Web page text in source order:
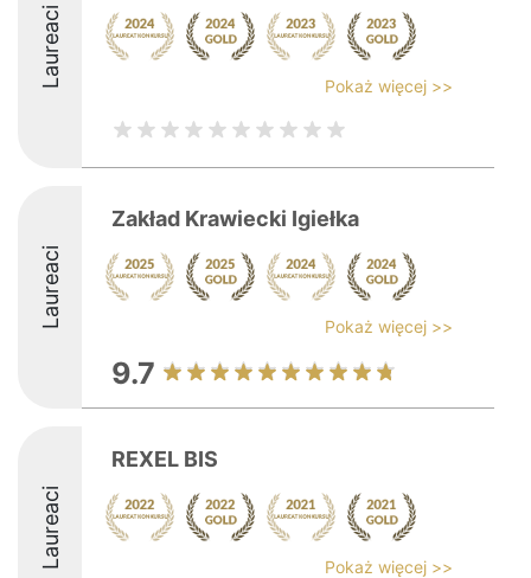
Laureaci Pokaż więcej >>
Laureaci
Zakład Krawiecki Igiełka
Pokaż więcej >>
9.7
Laureaci
REXEL BIS
Pokaż więcej >>